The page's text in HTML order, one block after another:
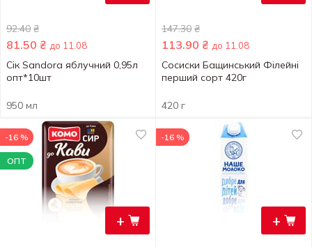
92.40 ₴
81.50 ₴ до 11.08
Сік Sandora яблучний 0,95л
опт*10шт
950 мл
147.30 ₴
113.90 ₴ до 11.08
Сосиски Бащинський Філейні
перший сорт 420г
420 г
+
-16 %
ОПТ
+
-16 %